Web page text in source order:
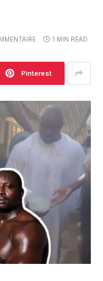
1 MIN READ
Pinterest